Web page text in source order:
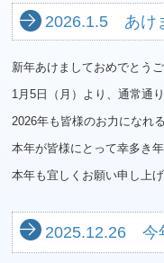
2026.1.5 あけ
新年あけましておめでとうご
1月5日（月）より、通常通
2026年も皆様のお力になれ
本年が皆様にとって幸多き
本年も宜しくお願い申し上げ
2025.12.26 今